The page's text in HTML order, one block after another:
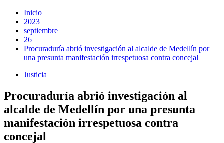
Inicio
2023
septiembre
26
Procuraduría abrió investigación al alcalde de Medellín por
una presunta manifestación irrespetuosa contra concejal
Justicia
Procuraduría abrió investigación al
alcalde de Medellín por una presunta
manifestación irrespetuosa contra
concejal